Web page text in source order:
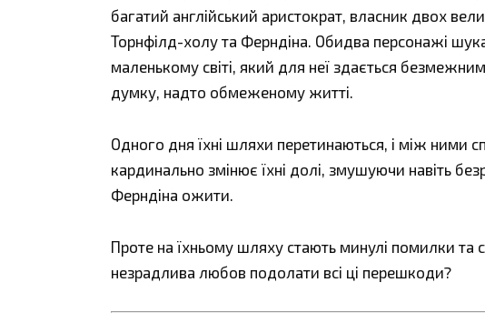
багатий англійський аристократ, власник двох
Торнфілд-холу та Ферндіна. Обидва персонажі
маленькому світі, який для неї здається
думку, надто обмеженому житті.
Одного дня їхні шляхи перетинаються, і між ними
кардинально змінює їхні долі, змушуючи навіть
Ферндіна ожити.
Проте на їхньому шляху стають минулі помилки та
незрадлива любов подолати всі ці перешкоди?